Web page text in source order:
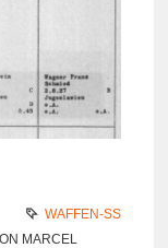
WAFFEN-SS
MARCEL